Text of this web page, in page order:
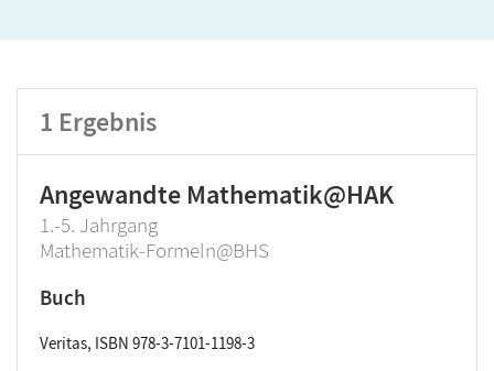
Band
Klassenstufe
Produktart
1 Ergebnis
Angewandte Mathematik@HAK
1.-5. Jahrgang
Mathematik-Formeln@BHS
Buch
Veritas, ISBN 978-3-7101-1198-3